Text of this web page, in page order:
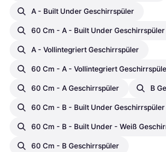
A - Built Under Geschirrspüler
60 Cm - A - Built Under Geschirrspüler
A - Vollintegriert Geschirrspüler
60 Cm - A - Vollintegriert
60 Cm - A Geschirrspüler B
60 Cm - B - Built Under Geschirrspüler
60 Cm - B - Built Under - Weiß
60 Cm - B Geschirrspüler